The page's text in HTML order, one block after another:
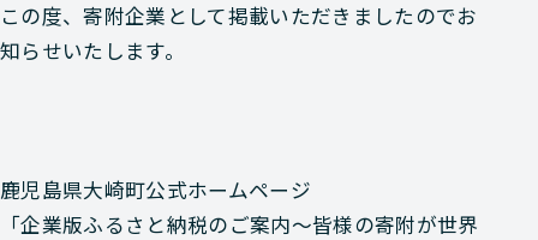
この度、寄附企業として掲載いただきましたのでお
知らせいたします。
鹿児島県大崎町公式ホームページ
「企業版ふるさと納税のご案内～皆様の寄附が世界